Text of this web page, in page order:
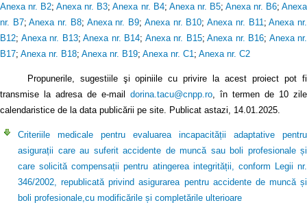
Anexa nr. B2;Anexa nr. B3;Anexa nr. B4; Anexa nr. B5; Anexa nr. B6;Anexa
nr. B7;Anexa nr. B8; Anexa nr. B9; Anexa nr. B10;Anexa nr. B11 ;Anexa nr.
B12; Anexa nr. B13; Anexa nr. B14; Anexa nr. B15; Anexa nr. B16; Anexa nr.
B17; Anexa nr. B18; Anexa nr. B19; Anexa nr. C1 ; Anexa nr. C2
Propunerile, sugestiile şi opiniile cu privire la acest proiect pot fi
transmise la adresa de e-mail dorina.tacu@cnpp.ro , în termen de 10 zile
calendaristice de la data publicării pe site. Publicat astazi, 14.01.2025.
Criteriile medicale pentru evaluarea incapacității adaptative pentru
asigurații care au suferit accidente de muncă sau boli profesionale și
care solicită compensații pentru atingerea integrității, conform Legii nr.
346/2002, republicată privind asigurarea pentru accidente de muncă și
boli profesionale,cu modificările și completările ulterioare